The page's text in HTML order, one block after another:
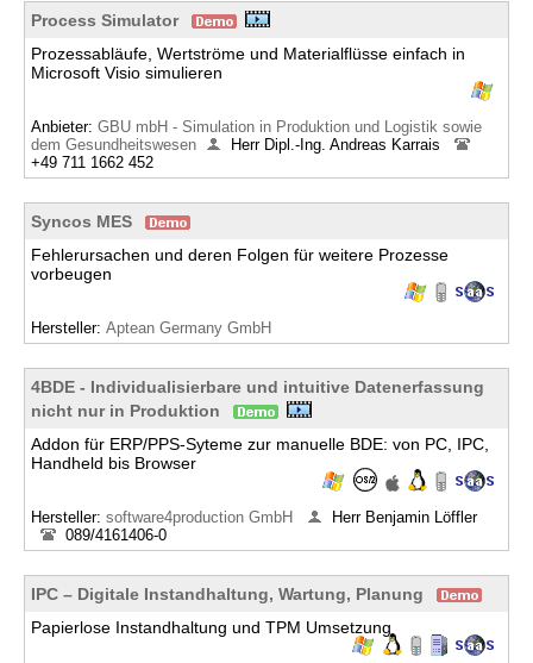
Process Simulator
Prozessabläufe, Wertströme und Materialflüsse einfach in
Microsoft Visio simulieren
Anbieter: GBU mbH - Simulation in Produktion und Logistik sowie
dem Gesundheitswesen
Herr Dipl.-Ing. Andreas Karrais
+49 711 1662 452
Syncos MES
Fehlerursachen und deren Folgen für weitere Prozesse
vorbeugen
Hersteller: Aptean Germany GmbH
4BDE - Individualisierbare und intuitive Datenerfassung
nicht nur in Produktion
Addon für ERP/PPS-Syteme zur manuelle BDE: von PC, IPC,
Handheld bis Browser
Hersteller: software4production GmbH
Herr Benjamin Löffler
089/4161406-0
IPC – Digitale Instandhaltung, Wartung, Planung
Papierlose Instandhaltung und TPM Umsetzung